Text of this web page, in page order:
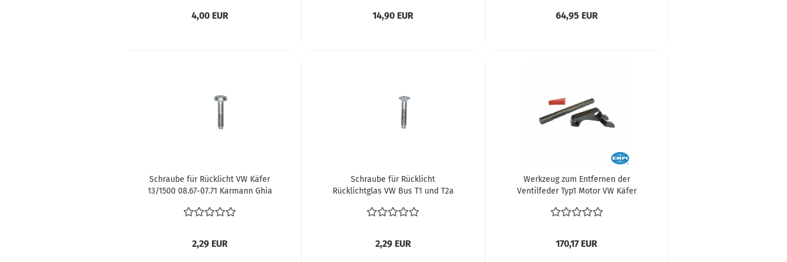
4,00 EUR 14,90 EUR 64,95 EUR
Schraube für Rücklicht VW Käfer
13/1500 08.67-07.71 Karmann Ghia
Karmann Ghia 8.69-74 N0141171
2,29 EUR
Schraube für Rücklicht
Rücklichtglas VW Bus T1 und T2a
211945185A
2,29 EUR
Werkzeug zum Entfernen der
Ventilfeder Typ1 Motor VW Käfer
VW Type 4 VW Karmann Ghia VW
170,17 EUR